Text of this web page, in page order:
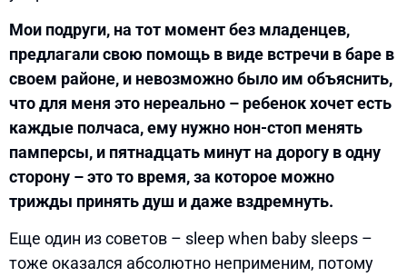
Мои подруги, на тот момент без младенцев,
предлагали свою помощь в виде встречи в баре в
своем районе, и невозможно было им объяснить,
что для меня это нереально – ребенок хочет есть
каждые полчаса, ему нужно нон-стоп менять
памперсы, и пятнадцать минут на дорогу в одну
сторону – это то время, за которое можно
трижды принять душ и даже вздремнуть.
Еще один из советов – sleep when baby sleeps –
тоже оказался абсолютно неприменим, потому